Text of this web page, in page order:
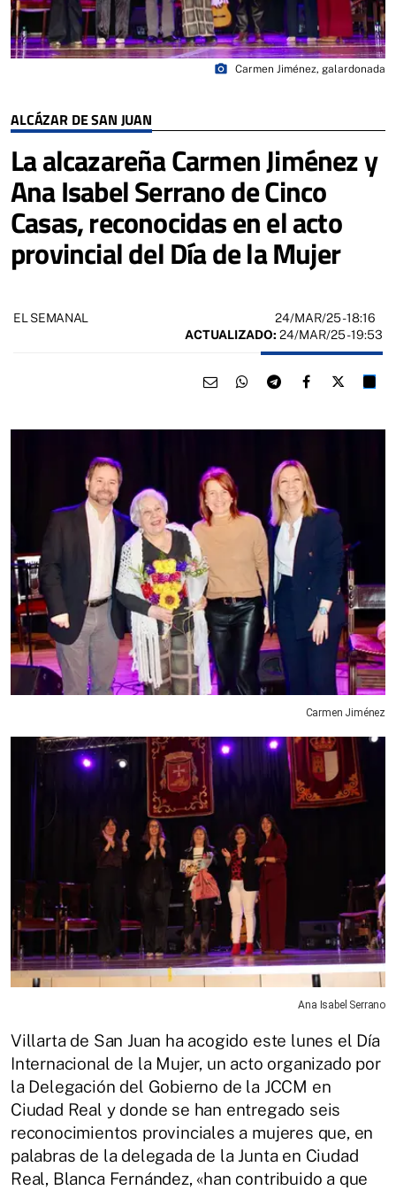
ALCÁZAR DE SAN JUAN
La alcazareña Carmen Jiménez y
Ana Isabel Serrano de Cinco
Casas, reconocidas en el acto
provincial del Día de la Mujer
photo_camera Carmen Jiménez, galardonada
EL SEMANAL 24/MAR/25- 18:16
ACTUALIZADO: 24/MAR/25 - 19:53
Carmen Jiménez
Ana Isabel Serrano
Villarta de San Juan ha acogido este lunes el Día
Internacional de la Mujer, un acto organizado por
la Delegación del Gobierno de la JCCM en
Ciudad Real y donde se han entregado seis
reconocimientos provinciales a mujeres que, en
palabras de la delegada de la Junta en Ciudad
Real, Blanca Fernández, «han contribuido a que